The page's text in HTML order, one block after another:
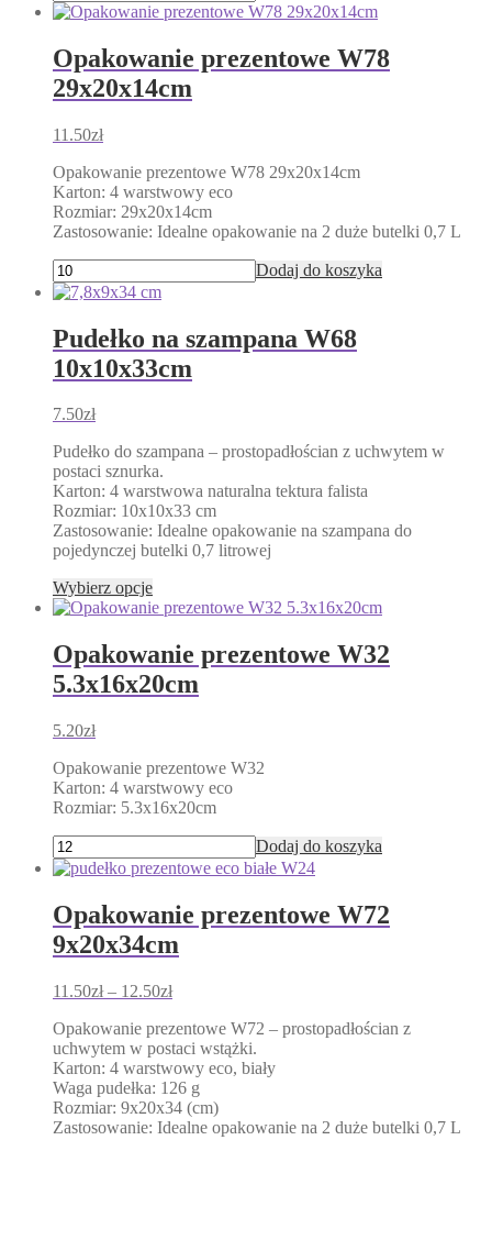
Opakowanie prezentowe W78
29x20x14cm
11.50zł
Opakowanie prezentowe W78 29x20x14cm
Karton: 4 warstwowy eco
Rozmiar: 29x20x14cm
Zastosowanie: Idealne opakowanie na 2 duże butelki 0,7 L
Dodaj do koszyka
Pudełko na szampana W68
10x10x33cm
7.50zł
Pudełko do szampana – prostopadłościan z uchwytem w
postaci sznurka.
Karton: 4 warstwowa naturalna tektura falista
Rozmiar: 10x10x33 cm
Zastosowanie: Idealne opakowanie na szampana do
pojedynczej butelki 0,7 litrowej
Wybierz opcjeTen
produkt
wiele
wariantów.
Opcje
stronie
produktu
Opakowanie prezentowe W32
5.3x16x20cm
5.20zł
Opakowanie prezentowe W32
Karton: 4 warstwowy eco
Rozmiar: 5.3x16x20cm
Dodaj do koszyka
Opakowanie prezentowe W72
9x20x34cm
11.50zł – 12.50złZakres
od
11.50zł
do
12.50zł
Opakowanie prezentowe W72 – prostopadłościan z
uchwytem w postaci wstążki.
Karton: 4 warstwowy eco, biały
Waga pudełka: 126 g
Rozmiar: 9x20x34 (cm)
Zastosowanie: Idealne opakowanie na 2 duże butelki 0,7 L